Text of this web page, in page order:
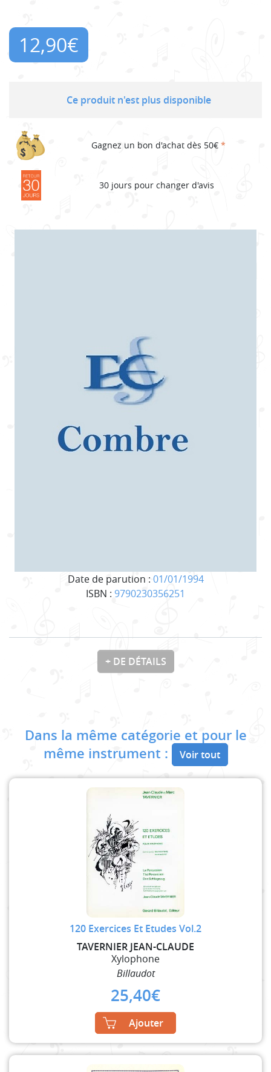
Date de parution : 01/01/1994
ISBN : 9790230356251
12,90€
Ce produit n'est plus disponible
Gagnez un bon d'achat dès 50€ *
30 jours pour changer d'avis
+ DE DÉTAILS
Dans la même catégorie et pour le
même instrument :
Voir tout
120 Exercices Et Etudes Vol.2
TAVERNIER JEAN-CLAUDE
Xylophone
Billaudot
25,40€
Ajouter